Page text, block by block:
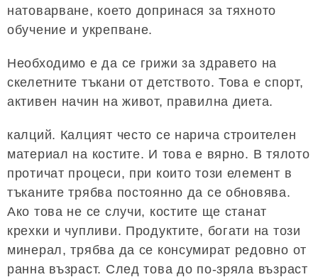
натоварване, което допринася за тяхното
обучение и укрепване.
Необходимо е да се грижи за здравето на
скелетните тъкани от детството. Това е спорт,
активен начин на живот, правилна диета.
калций. Калцият често се нарича строителен
материал на костите. И това е вярно. В тялото
протичат процеси, при които този елемент в
тъканите трябва постоянно да се обновява.
Ако това не се случи, костите ще станат
крехки и чупливи. Продуктите, богати на този
минерал, трябва да се консумират редовно от
ранна възраст. След това до по-зряла възраст